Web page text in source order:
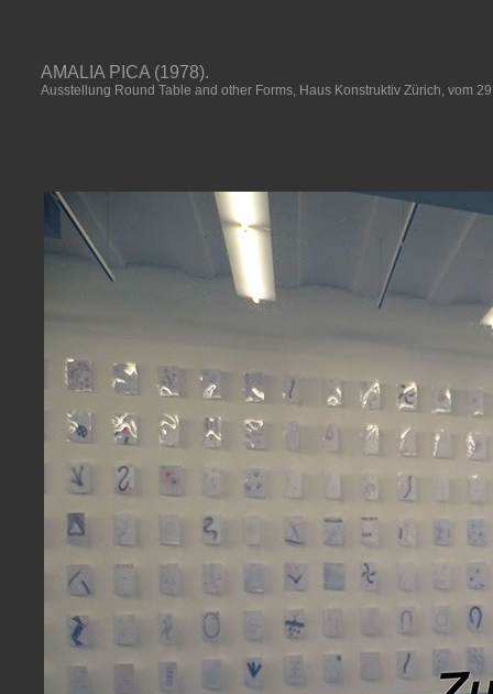
AMALIA PICA (1978).
Ausstellung Round Table and other Forms, Haus Konstruktiv Zürich, vom